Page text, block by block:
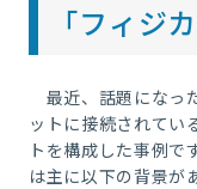
「フィジ
最近、話題になっ
ットに接続されてい
トを構成した事例で
は主に以下の背景が